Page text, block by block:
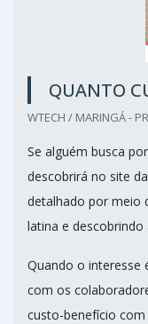
QUANTO
WTECH / MARINGÁ - PR
Se alguém busca
descobrirá no site
detalhado por meio
latina e descobrindo
Quando o interesse
com os
custo-benefício com